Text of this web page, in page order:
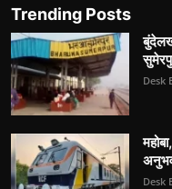
Trending Posts
Desk
Desk